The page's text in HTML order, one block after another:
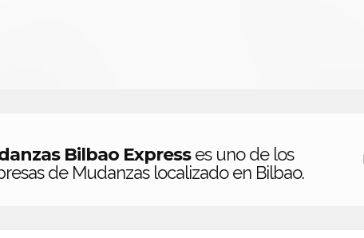
Bilbao Expresses uno de los
de Mudanzas localizado en Bilbao.